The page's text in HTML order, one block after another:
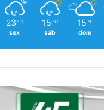
23 ℃
sex
15 ℃
sáb
15 ℃
dom